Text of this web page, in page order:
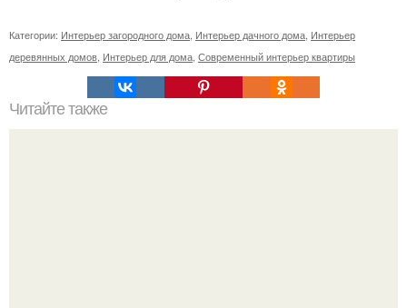
Категории: Интерьер загородного дома, Интерьер дачного дома, Интерьер
деревянных домов, Интерьер для дома, Современный интерьер квартиры
Читайте также